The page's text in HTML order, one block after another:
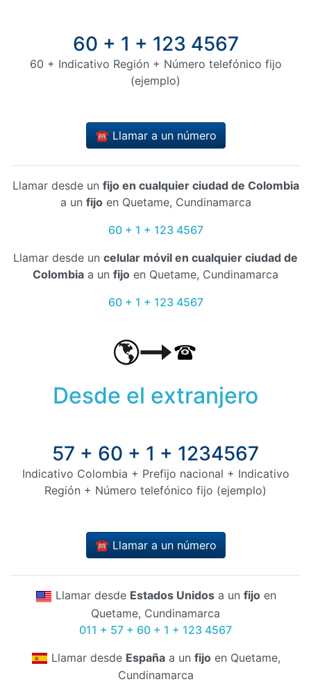
60 + 1 + 123 4567
60 + Indicativo Región + Número telefónico fijo
(ejemplo)
☎️ Llamar a un número
Llamar desde un fijo en cualquier ciudad de Colombia
a un fijoen Quetame, Cundinamarca
60 + 1 + 123 4567
Llamar desde un celular móvil en cualquier ciudad de
Colombia a un fijo en Quetame, Cundinamarca
60 + 1 + 123 4567
Desde el extranjero
57 + 60 + 1 + 1234567
Indicativo Colombia + Prefijo nacional + Indicativo
Región + Número telefónico fijo (ejemplo)
☎️ Llamar a un número
Llamar desde Estados Unidosa un fijoen
Quetame, Cundinamarca
011 + 57 + 60 + 1 + 123 4567
Llamar desde Españaa un fijoen Quetame,
Cundinamarca